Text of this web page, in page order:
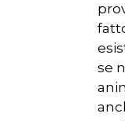
se